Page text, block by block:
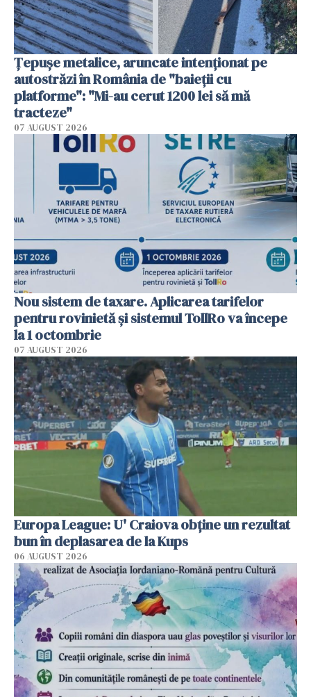
Țepușe metalice, aruncate intenționat pe
autostrăzi în România de "baieții cu
platforme": "Mi-au cerut 1200 lei să mă
tracteze"
07 AUGUST 2026
Nou sistem de taxare. Aplicarea tarifelor
pentru rovinietă şi sistemul TollRo va începe
la 1 octombrie
07 AUGUST 2026
Europa League: U' Craiova obține un rezultat
bun în deplasarea de la Kups
06 AUGUST 2026